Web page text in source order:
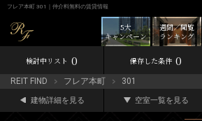
フレア本町 301｜仲介料無料の賃貸情報
週間／閲覧
ランキング
5大
キャンペーン
検討中リスト 0 保存した条件 0
REIT FIND フレア本町 301
建物詳細を見る 空室一覧を見る